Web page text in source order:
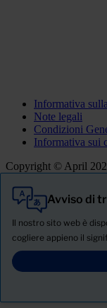
Informativa
Note legali
Condizioni
Informativa sui
Copyright © April
Avviso di
Il nostro sito web è
cogliere appieno il
Tutti
Prodotti
SCHEDA